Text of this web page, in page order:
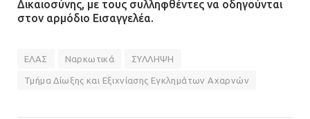
επεμβάσεων
Δικαιοσύνης, με τους συλληφθέντες να οδηγούνται
στον αρμόδιο Εισαγγελέα.
ΕΛΑΣ Ναρκωτικά ΣΥΛΛΗΨΗ
Τμήμα Δίωξης και Εξιχνίασης Εγκλημάτων Αχαρνών